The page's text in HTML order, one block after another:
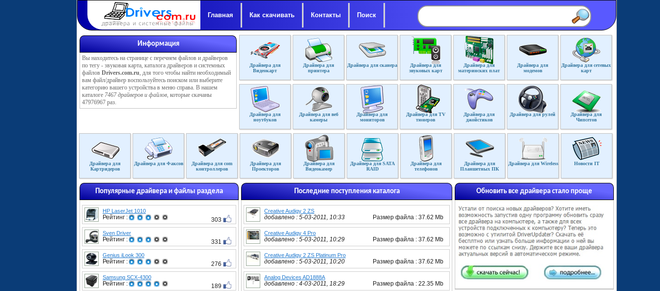
Главная Как скачивать Контакты Поиск
Информация
Вы находитесь на странице с перечнем файлов и драйверов
по тегу - звуковая карта, каталога драйверов и системных
файлов Drivers.com.ru, для того чтобы найти необходимый
вам файл/драйвер воспользуйтесь поиском или выберите
категорию вашего устройства в меню справа. В нашем
каталоге 7467 драйверов и файлов, которые скачаны
47976967 раз.
Драйвера для
Видеокарт
Драйвера для
принтера
Драйвера для сканера
Драйвера для
звуковых карт
Драйвера для
материнских плат
Драйвера для
модемов
Драйвера для сетевых
карт
Драйвера для
ноутбуков
Драйвера для веб
камеры
Драйвера для
мониторов
Драйвера для TV
тюнеров
Драйвера для
джойстиков
Драйвера для рулей
Драйвера для
Чипсетов
Драйвера для
Картридеров
Драйвера для Факсов
Драйвера для com
контроллеров
Драйвера для
Проекторов
Драйвера для
Видеокамер
Драйвера для SATA
RAID
Драйвера для
телефонов
Драйвера для
Планшетных ПК
Драйвера для Wireless Новости IT
Популярные драйвера и файлы раздела
HP LaserJet 1010
Рейтинг : 303
Sven Driver
Рейтинг : 331
Genius iLook 300
Рейтинг : 276
Samsung SCX-4300
Рейтинг : 189
Обновить все драйвера стало проще
Последние поступления каталога
Creative Audigy 2 ZS
добавлено : 5-03-2011, 10:33 Размер файла : 37.62 Mb
Creative Audigy 4 Pro
добавлено : 5-03-2011, 10:29 Размер файла : 37.62 Mb
Creative Audigy 2 ZS Platinum Pro
добавлено : 5-03-2011, 10:20 Размер файла : 37.62 Mb
Analog Devices AD1888A
добавлено : 4-03-2011, 18:29 Размер файла : 22.35 Mb